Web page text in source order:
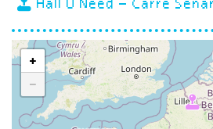
Hall U Need – Carré
+
−